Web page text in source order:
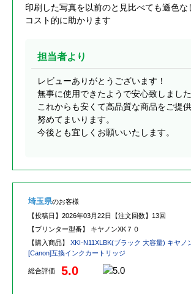
印刷した写真を以前のと見比べても遜色な
コスト的に助かります
担当者より
レビューありがとうございます！
無事に使用できたようで安心致しました
これからも安くて高品質な商品をご提
努めてまいります。
今後とも宜しくお願いいたします。
埼玉県のお客様
【投稿日】 2026年03月22日 【注文回数】 13回
【プリンター型番】 キヤノンXK７０
【購入商品】 XKI-N11XLBK(ブラック 大容量) キヤノ
[Canon]互換インクカートリッジ
総合評価 5.0